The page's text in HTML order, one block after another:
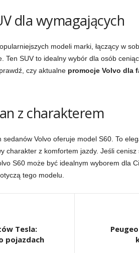
dla wymagających
modeli marki, łączący w
Ten SUV to idealny wybór dla osób
czy aktualne promocje Volvo dla
z charakterem
sedanów Volvo oferuje model S60. To
charakter z komfortem jazdy. Jeśli
S60 może być idealnym wyborem dla
tego modelu.
Tesla:
pojazdach